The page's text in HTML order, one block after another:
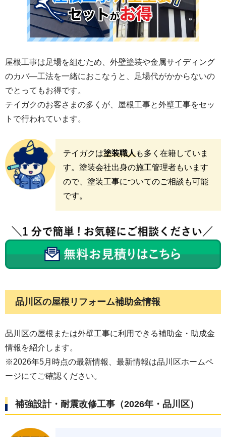
屋根工事は足場を組むため、外壁塗装や金属サイディング
のカバ―工法を一緒におこなうと、足場代がかからないの
でとってもお得です。
テイガクのお客さまの多くが、屋根工事と外壁工事をセッ
トで行われています。
テイガクは塗装職人も多く在籍していま
す。塗装会社出身の施工管理者もいます
ので、塗装工事についてのご相談も可能
です。
品川区の屋根リフォーム補助金情報
品川区の屋根または外壁工事に利用できる補助金・助成金
情報を紹介します。
※2026年5月時点の最新情報、最新情報は品川区ホームペ
ージにてご確認ください。
補強設計・ 耐震改修工事 （2026年・品川区）